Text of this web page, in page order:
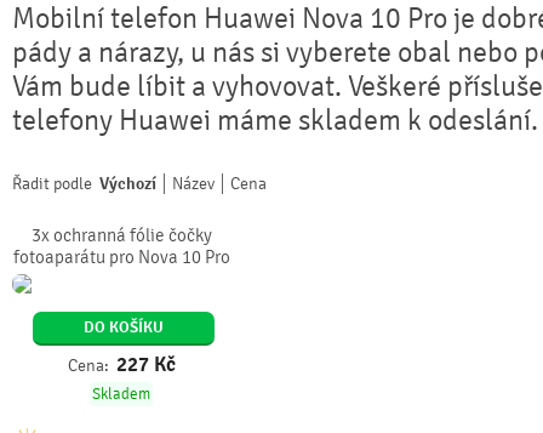
Mobilní telefon Huawei Nova 10 Pro je
pády a nárazy, u nás si vyberete obal nebo
Vám bude líbit a vyhovovat. Veškeré
telefony Huawei máme skladem k odeslání.
Řadit podle Výchozí Název Cena
3x ochranná fólie čočky
fotoaparátu pro Nova 10 Pro
DO KOŠÍKU
Cena: 227 Kč
Skladem